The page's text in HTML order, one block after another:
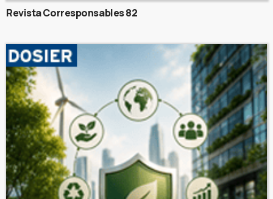
Revista Corresponsables 82